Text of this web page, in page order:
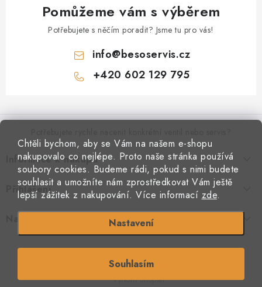
Chtěli bychom, aby se Vám na našem e-shopu
nakupovalo co nejlépe. Proto naše stránka používá
soubory cookies. Budeme rádi, pokud s nimi budete
souhlasit a umožníte nám zprostředkovat Vám ještě
lepší zážitek z nakupování. Více informací zde.
Nastavení
Souhlasím
Pomůžeme vám s výběrem
Potřebujete s něčím poradit? Jsme tu pro vás!
info@besoservis.cz
+420 602 129 795
á
VYPLNIT RYCHLOU POPTÁVKU
Informace k nákupu
Kontakty
Doprava a platba
Podmínky ochrany osobních údajů
Přihlášení
E-mail
Vytvořil Shoptet
S láskou vyrobiloFilipesmedia 🧡